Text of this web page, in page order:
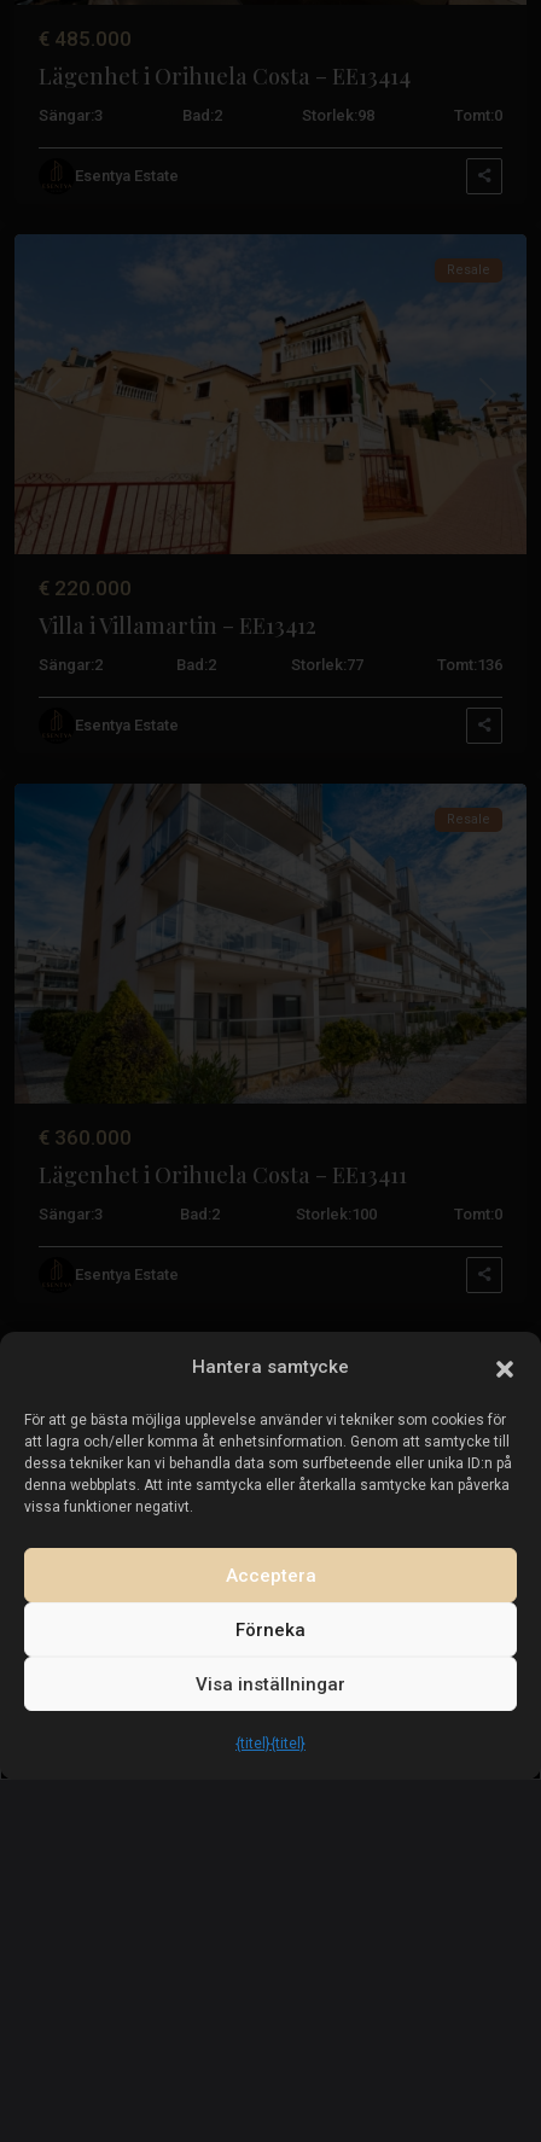
Hantera samtycke
För att ge bästa möjliga upplevelse använder vi tekniker som cookies för
att lagra och/eller komma åt enhetsinformation. Genom att samtycke till
dessa tekniker kan vi behandla data som surfbeteende eller unika ID:n på
denna webbplats. Att inte samtycka eller återkalla samtycke kan påverka
vissa funktioner negativt.
Acceptera
Förneka
Visa inställningar
{titel}{titel}
€ 485.000
Lägenhet i Orihuela Costa – EE13414
Sängar:3 Bad:2 Storlek:98 Tomt:0
Esentya Estate
Orihuela
Tidigare Nästa
Resale
€ 220.000
Villa i Villamartin – EE13412
Sängar:2 Bad:2 Storlek:77 Tomt: 136
Esentya Estate
Orihuela
Tidigare
Resale
€ 360.000
Lägenhet i Orihuela Costa – EE13411
Sängar:3 Bad:2 Storlek: 100 Tomt:0
Esentya Estate
Costa Blanca-kontoret
Calle Mayor, 11, 03188 - La Mata, Torrevieja (Alicante)
+34 601 614 830
info@esentyaestate.com
Costa Cálida-kontoret
costacalida@esentyaestate.com
Fastigheter till salu:
Fastigheter till salu i Torrevieja
Sälj din fastighet:
Sälj fastighet i La Mata